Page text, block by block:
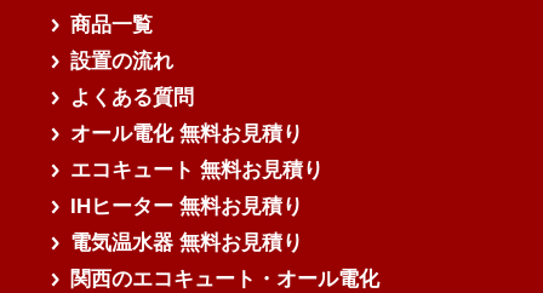
商品一覧
設置の流れ
よくある質問
オール電化 無料お見積り
エコキュート 無料お見積り
IHヒーター 無料お見積り
電気温水器 無料お見積り
関西のエコキュート・オール電化